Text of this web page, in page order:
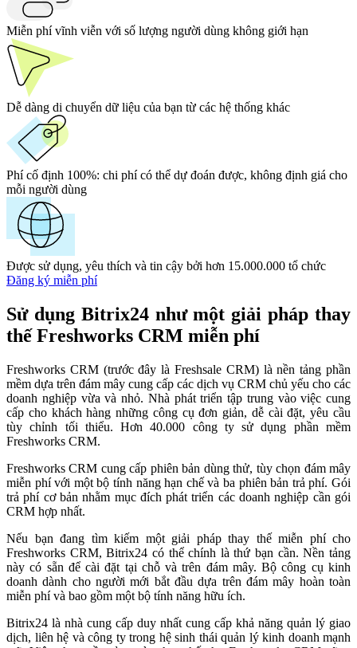
Miễn phí vĩnh viễn với số lượng người dùng không giới hạn
Dễ dàng di chuyển dữ liệu của bạn từ các hệ thống khác
Phí cố định 100%: chi phí có thể dự đoán được, không định giá cho
mỗi người dùng
Được sử dụng, yêu thích và tin cậy bởi hơn 15.000.000 tổ chức
Đăng ký miễn phí
Sử dụng Bitrix24 như một giải pháp thay
thế Freshworks CRM miễn phí
Freshworks CRM (trước đây là Freshsale CRM) là nền tảng phần
mềm dựa trên đám mây cung cấp các dịch vụ CRM chủ yếu cho các
doanh nghiệp vừa và nhỏ. Nhà phát triển tập trung vào việc cung
cấp cho khách hàng những công cụ đơn giản, dễ cài đặt, yêu cầu
tùy chỉnh tối thiểu. Hơn 40.000 công ty sử dụng phần mềm
Freshworks CRM.
Freshworks CRM cung cấp phiên bản dùng thử, tùy chọn đám mây
miễn phí với một bộ tính năng hạn chế và ba phiên bản trả phí. Gói
trả phí cơ bản nhằm mục đích phát triển các doanh nghiệp cần gói
CRM hợp nhất.
Nếu bạn đang tìm kiếm một giải pháp thay thế miễn phí cho
Freshworks CRM, Bitrix24 có thể chính là thứ bạn cần. Nền tảng
này có sẵn để cài đặt tại chỗ và trên đám mây. Bộ công cụ kinh
doanh dành cho người mới bắt đầu dựa trên đám mây hoàn toàn
miễn phí và bao gồm một bộ tính năng hữu ích.
Bitrix24 là nhà cung cấp duy nhất cung cấp khả năng quản lý giao
dịch, liên hệ và công ty trong hệ sinh thái quản lý kinh doanh mạnh